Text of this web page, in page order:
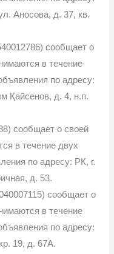
Аносова, д. 37, кв.
сообщает о
в течение
по адресу:
Қайсенов, д. 4, н.п.
сообщает о своей
в течение двух
по адресу: РК, г.
д. 53.
сообщает о
в течение
по адресу:
19, д. 67А.